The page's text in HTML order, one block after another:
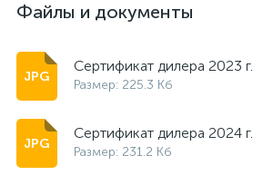
Файлы и документы
Сертификат дилера 2023 г.
Размер: 225.3 Кб
Сертификат дилера 2024 г.
Размер: 231.2 Кб